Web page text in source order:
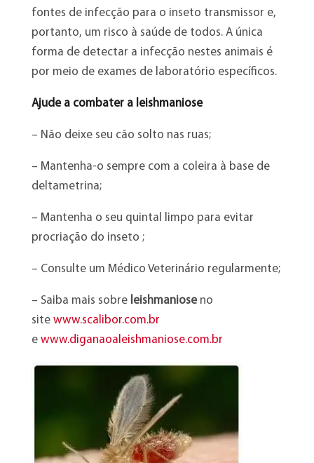
fontes de infecção para o inseto transmissor e,
portanto, um risco à saúde de todos. A única
forma de detectar a infecção nestes animais é
por meio de exames de laboratório específicos.
Ajude a combater a leishmaniose
– Não deixe seu cão solto nas ruas;
– Mantenha-o sempre com a coleira à base de
deltametrina;
– Mantenha o seu quintal limpo para evitar
procriação do inseto ;
– Consulte um Médico Veterinário regularmente;
– Saiba mais sobre leishmanioseno
site www.scalibor.com.br
e www.diganaoaleishmaniose.com.br